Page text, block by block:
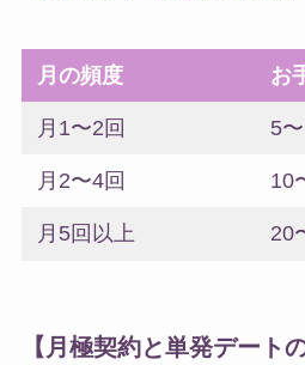
月の頻度 お
月1〜2回 5
月2〜4回 10
月5回以上 20
【月極契約と単発デート